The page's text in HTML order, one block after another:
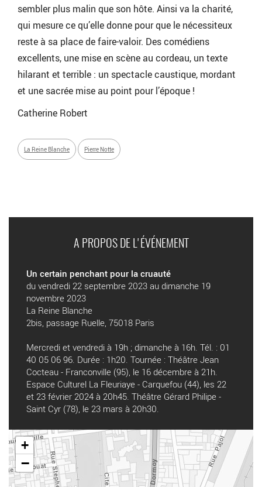
sembler plus malin que son hôte. Ainsi va la charité,
qui mesure ce qu’elle donne pour que le nécessiteux
reste à sa place de faire-valoir. Des comédiens
excellents, une mise en scène au cordeau, un texte
hilarant et terrible : un spectacle caustique, mordant
et une sacrée mise au point pour l’époque !
Catherine Robert
La Reine Blanche Pierre Notte
A PROPOS DE L'ÉVÉNEMENT
Un certain penchant pour la cruauté
du vendredi 22 septembre 2023 au dimanche 19
novembre 2023
La Reine Blanche
2bis, passage Ruelle, 75018 Paris
Mercredi et vendredi à 19h ; dimanche à 16h. Tél. : 01
40 05 06 96. Durée : 1h20. Tournée : Théâtre Jean
Cocteau - Franconville (95), le 16 décembre à 21h.
Espace Culturel La Fleuriaye - Carquefou (44), les 22
et 23 février 2024 à 20h45. Théâtre Gérard Philipe -
Saint Cyr (78), le 23 mars à 20h30.
+
−